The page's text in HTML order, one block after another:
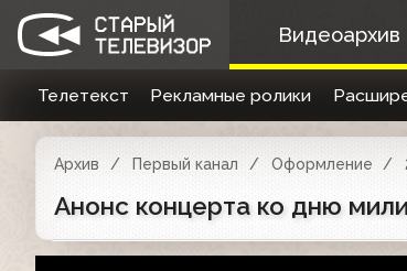
Видеоархив
Телетекст Рекламные ролики
Архив Первый канал Оформление
Анонс концерта ко дню